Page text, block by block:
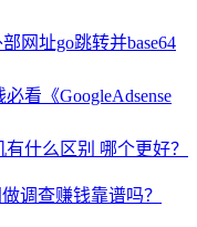
网址go跳转并base64
看《GoogleAdsense
什么区别 哪个更好？
调查赚钱靠谱吗？